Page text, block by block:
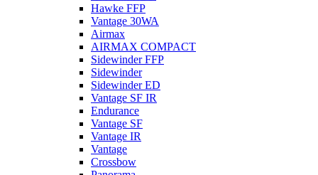
Hawke FFP
Vantage 30WA
Airmax
AIRMAX COMPACT
Sidewinder FFP
Sidewinder
Sidewinder ED
Vantage SF IR
Endurance
Vantage SF
Vantage IR
Vantage
Crossbow